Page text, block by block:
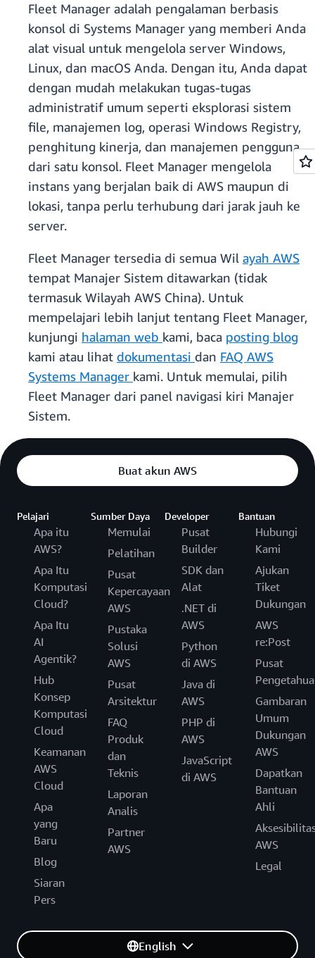
Fleet Manager adalah pengalaman berbasis
konsol di Systems Manager yang memberi Anda
alat visual untuk mengelola server Windows,
Linux, dan macOS Anda. Dengan itu, Anda dapat
dengan mudah melakukan tugas-tugas
administratif umum seperti eksplorasi sistem
file, manajemen log, operasi Windows Registry,
penghitung kinerja, dan manajemen pengguna
dari satu konsol. Fleet Manager mengelola
instans yang berjalan baik di AWS maupun di
lokasi, tanpa perlu terhubung dari jarak jauh ke
server.
Fleet Manager tersedia di semua Wil ayah AWS
tempat Manajer Sistem ditawarkan (tidak
termasuk Wilayah AWS China). Untuk
mempelajari lebih lanjut tentang Fleet Manager,
kunjungi halaman web kami, baca posting blog
kami atau lihat dokumentasi dan FAQ AWS
Systems Manager kami. Untuk memulai, pilih
Fleet Manager dari panel navigasi kiri Manajer
Sistem.
Buat akun AWS
Pelajari
Apa itu
AWS?
Apa Itu
Komputasi
Cloud?
Apa Itu
AI
Agentik?
Hub
Konsep
Komputasi
Cloud
Keamanan
AWS
Cloud
Apa
yang
Baru
Blog
Siaran
Pers
Sumber Daya
Memulai
Pelatihan
Pusat
Kepercayaan
AWS
Pustaka
Solusi
AWS
Pusat
Arsitektur
FAQ
Produk
dan
Teknis
Laporan
Analis
Partner
AWS
Developer
Pusat
Builder
SDK dan
Alat
.NET di
AWS
Python
di AWS
Java di
AWS
PHP di
AWS
JavaScript
di AWS
Bantuan
Hubungi
Kami
Ajukan
Tiket
Dukungan
AWS
re:Post
Pusat
Gambaran
Umum
Dukungan
AWS
Dapatkan
Bantuan
Ahli
AWS
Legal
English